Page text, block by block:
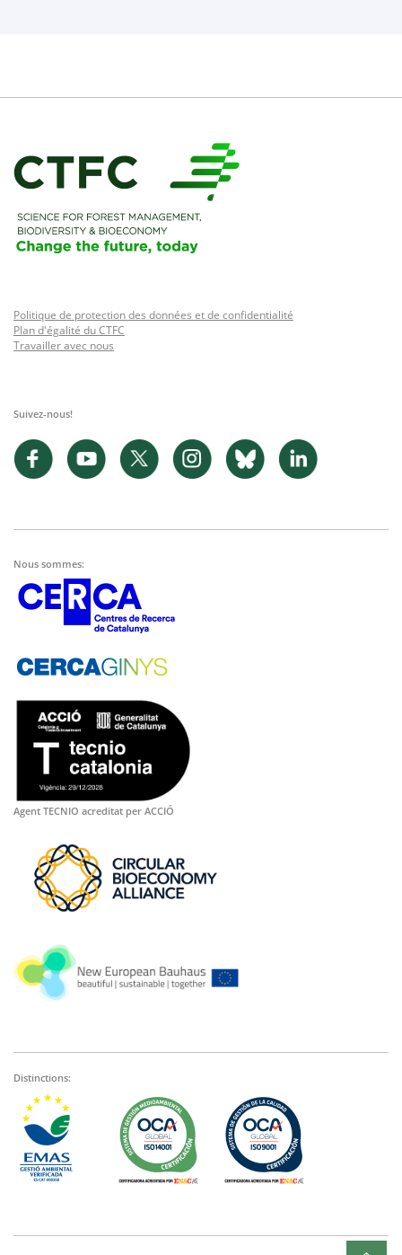
Politique de protection des données et de confidentialité
Plan d'égalité du CTFC
Travailler avec nous
Suivez-nous!
Nous sommes:
Agent TECNIO acreditat per ACCIÓ
Distinctions: